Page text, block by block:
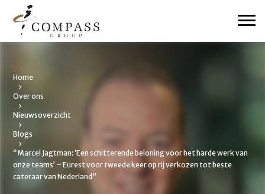
Home
Over ons
Nieuwsoverzicht
Blogs
“Marcel Jagtman: ‘Een schitterende beloning voor het harde werk van
onze teams’ – Eurest voor tweede keer op rij verkozen tot beste
cateraar van Nederland”